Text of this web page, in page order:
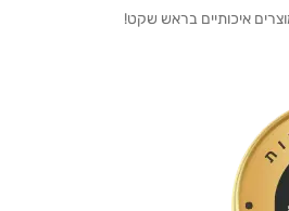
איכותיים בראש שקט!